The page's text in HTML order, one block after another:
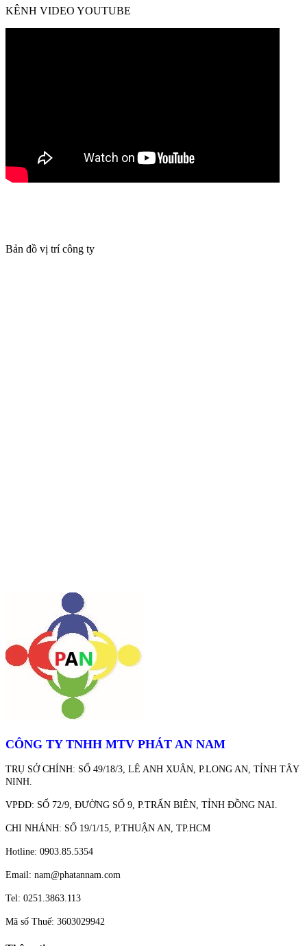
KÊNH VIDEO YOUTUBE
Bản đồ vị trí công ty
CÔNG TY TNHH MTV PHÁT AN NAM
TRỤ SỞ CHÍNH: SỐ 49/18/3, LÊ ANH XUÂN, P.LONG AN, TỈNH TÂY
NINH.
VPĐD: SỐ 72/9, ĐƯỜNG SỐ 9, P.TRẤN BIÊN, TỈNH ĐỒNG NAI.
CHI NHÁNH: SỐ 19/1/15, P.THUẬN AN, TP.HCM
Hotline: 0903.85.5354
Email: nam@phatannam.com
Tel: 0251.3863.113
Mã số Thuế: 3603029942